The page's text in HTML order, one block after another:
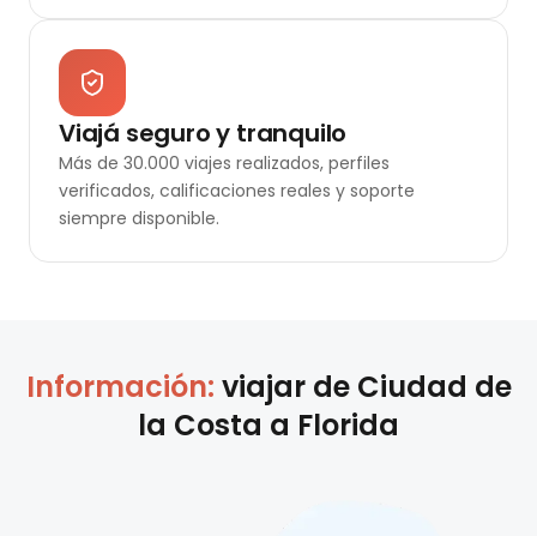
Viajá seguro y tranquilo
Más de 30.000 viajes realizados, perfiles
verificados, calificaciones reales y soporte
siempre disponible.
Información: viajar de Ciudad de
la Costa a Florida